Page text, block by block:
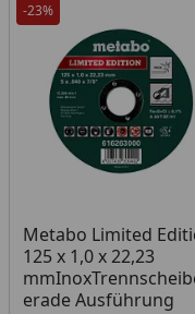
-23%
Metabo Limited
125 x 1,0 x 22,23
erade Ausführung
Produkt am Lager